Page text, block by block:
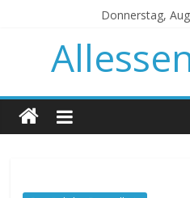
Donnerstag,